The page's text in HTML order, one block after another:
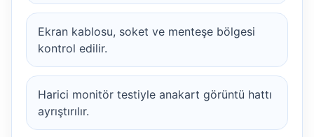
Ekran kablosu, soket ve menteşe bölgesi
kontrol edilir.
Harici monitör testiyle anakart görüntü hattı
ayrıştırılır.